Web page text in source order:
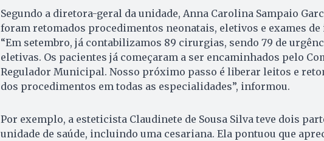
Segundo a diretora-geral da unidade, Anna Carolina Sampaio
foram retomados procedimentos neonatais, eletivos e exames de
“Em setembro, já contabilizamos 89 cirurgias, sendo 79 de
eletivas. Os pacientes já começaram a ser encaminhados pelo
Regulador Municipal. Nosso próximo passo é liberar leitos e
dos procedimentos em todas as especialidades”, informou.
Por exemplo, a esteticista Claudinete de Sousa Silva teve dois
unidade de saúde, incluindo uma cesariana. Ela pontuou que